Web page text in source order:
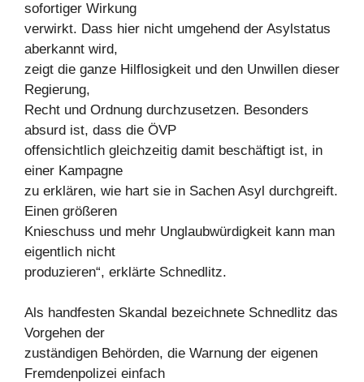
sofortiger Wirkung
verwirkt. Dass hier nicht umgehend der Asylstatus
aberkannt wird,
zeigt die ganze Hilflosigkeit und den Unwillen dieser
Regierung,
Recht und Ordnung durchzusetzen. Besonders
absurd ist, dass die ÖVP
offensichtlich gleichzeitig damit beschäftigt ist, in
einer Kampagne
zu erklären, wie hart sie in Sachen Asyl durchgreift.
Einen größeren
Knieschuss und mehr Unglaubwürdigkeit kann man
eigentlich nicht
produzieren“, erklärte Schnedlitz.
Als handfesten Skandal bezeichnete Schnedlitz das
Vorgehen der
zuständigen Behörden, die Warnung der eigenen
Fremdenpolizei einfach